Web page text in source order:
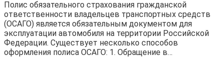
Полис обязательного страхования гражданской
ответственности владельцев транспортных средств
(ОСАГО) является обязательным документом для
эксплуатации автомобиля на территории Российской
Федерации. Существует несколько способов
оформления полиса ОСАГО: 1. Обращение в…